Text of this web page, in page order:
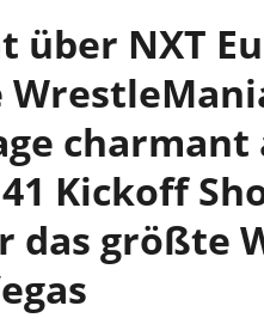
über NXT
charmant
Kickoff
das größte